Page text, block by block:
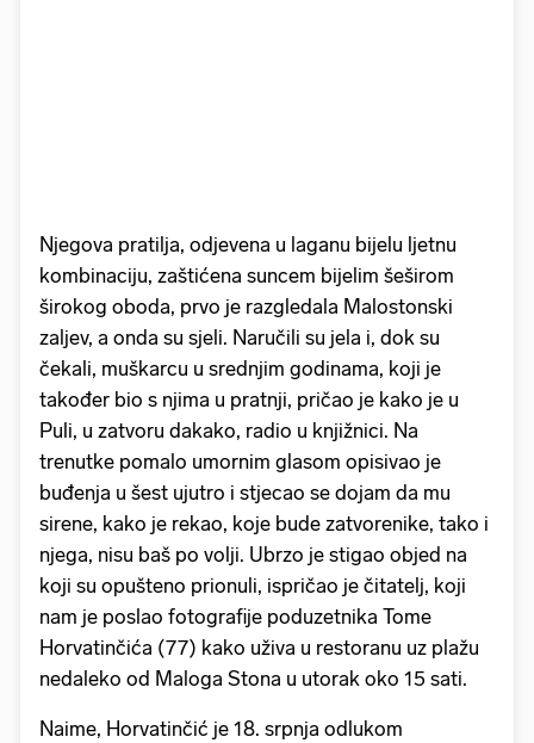
Njegova pratilja, odjevena u laganu bijelu ljetnu
kombinaciju, zaštićena suncem bijelim šeširom
širokog oboda, prvo je razgledala Malostonski
zaljev, a onda su sjeli. Naručili su jela i, dok su
čekali, muškarcu u srednjim godinama, koji je
također bio s njima u pratnji, pričao je kako je u
Puli, u zatvoru dakako, radio u knjižnici. Na
trenutke pomalo umornim glasom opisivao je
buđenja u šest ujutro i stjecao se dojam da mu
sirene, kako je rekao, koje bude zatvorenike, tako i
njega, nisu baš po volji. Ubrzo je stigao objed na
koji su opušteno prionuli, ispričao je čitatelj, koji
nam je poslao fotografije poduzetnika Tome
Horvatinčića (77) kako uživa u restoranu uz plažu
nedaleko od Maloga Stona u utorak oko 15 sati.
Naime, Horvatinčić je 18. srpnja odlukom